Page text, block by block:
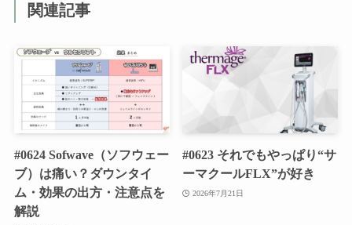
関連記事
#0624 Sofwave（ソフウェー
ブ）は痛い？ダウンタイ
ム・効果の出方・注意点を
解説
#0623 それでもやっぱり“サ
ーマクールFLX”が好き
2026年7月21日